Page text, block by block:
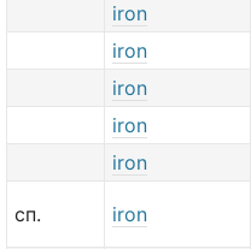
iron
iron
iron
iron
iron
сп. iron